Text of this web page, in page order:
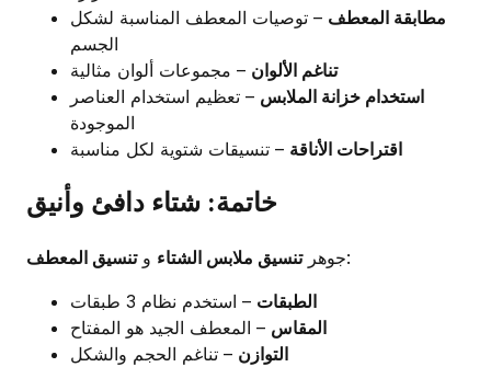
مطابقة المعطف – توصيات المعطف المناسبة لشكل
الجسم
تناغم الألوان – مجموعات ألوان مثالية
استخدام خزانة الملابس – تعظيم استخدام العناصر
الموجودة
اقتراحات الأناقة – تنسيقات شتوية لكل مناسبة
خاتمة: شتاء دافئ وأنيق
جوهرتنسيق ملابس الشتاء وتنسيق المعطف
:
الطبقات – استخدم نظام 3 طبقات
المقاس – المعطف الجيد هو المفتاح
التوازن – تناغم الحجم والشكل